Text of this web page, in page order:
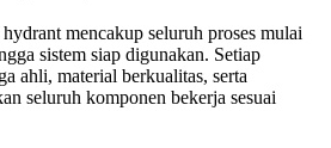
mencakup seluruh proses mulai
sistem siap digunakan. Setiap
ahli, material berkualitas, serta
seluruh komponen bekerja sesuai